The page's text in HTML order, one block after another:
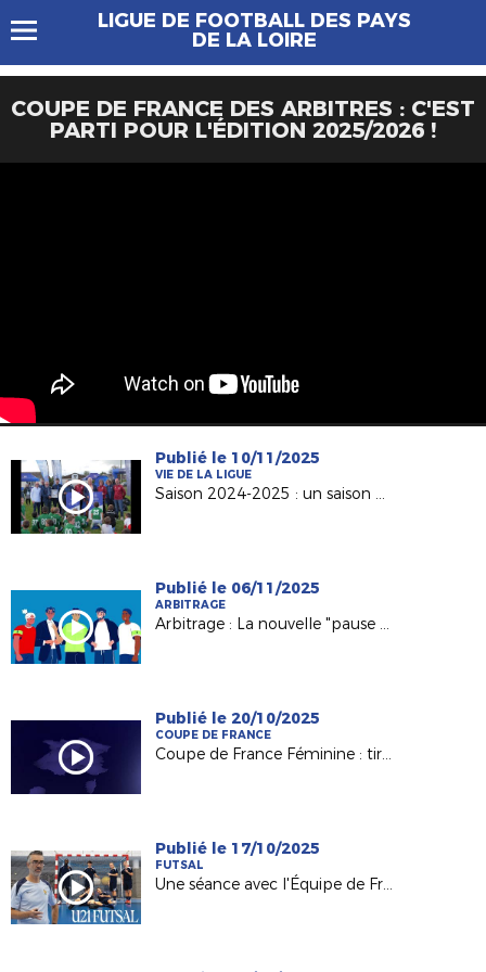
LIGUE DE FOOTBALL DES PAYS
DE LA LOIRE
COUPE DE FRANCE DES ARBITRES : C'EST
PARTI POUR L'ÉDITION 2025/2026 !
Publié le 10/11/2025
VIE DE LA LIGUE
Saison 2024-2025 : un saison historique !
Publié le 06/11/2025
ARBITRAGE
Arbitrage : La nouvelle "pause d'apaisement" déployée en LFPL
Publié le 20/10/2025
COUPE DE FRANCE
Coupe de France Féminine : tirage du 4e tour
Publié le 17/10/2025
FUTSAL
Une séance avec l'Équipe de France U21 Futsal d'Arnaud Vaucelle (CTR Ligue)